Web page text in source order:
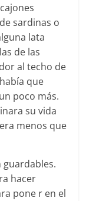
sardinas o
lata
de las
al techo de
que
poco más.
su vida
menos que
guardables.
hacer
pone r en el